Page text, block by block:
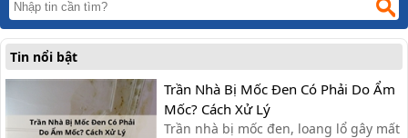
Tin nổi bật
Trần Nhà Bị Mốc Đen Có Phải Do Ẩm
Mốc? Cách Xử Lý
Trần nhà bị mốc đen, loang lổ gây mất